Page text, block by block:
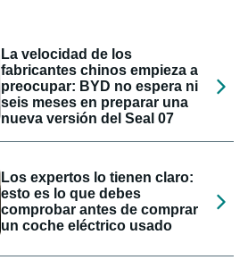
La velocidad de los
fabricantes chinos empieza a
preocupar: BYD no espera ni
seis meses en preparar una
nueva versión del Seal 07
Los expertos lo tienen claro:
esto es lo que debes
comprobar antes de comprar
un coche eléctrico usado